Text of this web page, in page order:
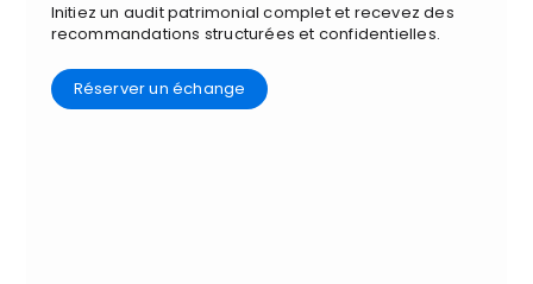
Initiez un audit patrimonial complet et recevez des
recommandations structurées et confidentielles.
Réserver un échange